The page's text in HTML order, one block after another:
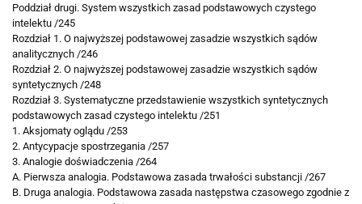
Poddział drugi. System wszystkich zasad podstawowych czystego
intelektu /245
Rozdział 1. O najwyższej podstawowej zasadzie wszystkich sądów
analitycznych /246
Rozdział 2. O najwyższej podstawowej zasadzie wszystkich sądów
syntetycznych /248
Rozdział 3. Systematyczne przedstawienie wszystkich syntetycznych
podstawowych zasad czystego intelektu /251
1. Aksjomaty oglądu /253
2. Antycypacje spostrzegania /257
3. Analogie doświadczenia /264
A. Pierwsza analogia. Podstawowa zasada trwałości substancji /267
B. Druga analogia. Podstawowa zasada następstwa czasowego zgodnie z